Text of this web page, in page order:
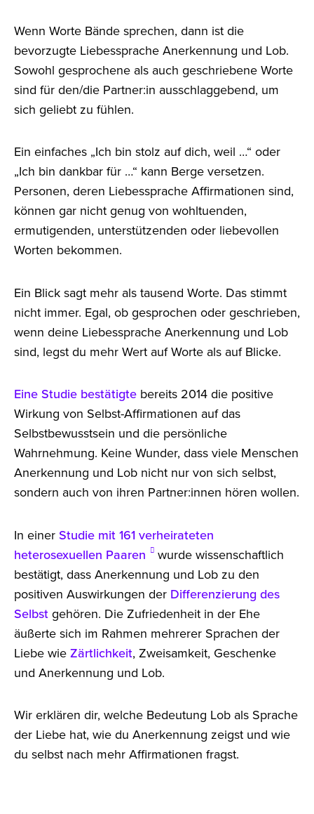
Wenn Worte Bände sprechen, dann ist die
bevorzugte Liebessprache Anerkennung und Lob.
Sowohl gesprochene als auch geschriebene Worte
sind für den/die Partner:in ausschlaggebend, um
sich geliebt zu fühlen.
Ein einfaches „Ich bin stolz auf dich, weil …“ oder
„Ich bin dankbar für …“ kann Berge versetzen.
Personen, deren Liebessprache Affirmationen sind,
können gar nicht genug von wohltuenden,
ermutigenden, unterstützenden oder liebevollen
Worten bekommen.
Ein Blick sagt mehr als tausend Worte. Das stimmt
nicht immer. Egal, ob gesprochen oder geschrieben,
wenn deine Liebessprache Anerkennung und Lob
sind, legst du mehr Wert auf Worte als auf Blicke.
Eine Studie bestätigte bereits 2014 die positive
Wirkung von Selbst-Affirmationen auf das
Selbstbewusstsein und die persönliche
Wahrnehmung. Keine Wunder, dass viele Menschen
Anerkennung und Lob nicht nur von sich selbst,
sondern auch von ihren Partner:innen hören wollen.
In einer Studie mit 161 verheirateten
heterosexuellen Paaren
wurde wissenschaftlich
bestätigt, dass Anerkennung und Lob zu den
positiven Auswirkungen der Differenzierung des
Selbst gehören. Die Zufriedenheit in der Ehe
äußerte sich im Rahmen mehrerer Sprachen der
Liebe wie Zärtlichkeit, Zweisamkeit, Geschenke
und Anerkennung und Lob.
Wir erklären dir, welche Bedeutung Lob als Sprache
der Liebe hat, wie du Anerkennung zeigst und wie
du selbst nach mehr Affirmationen fragst.